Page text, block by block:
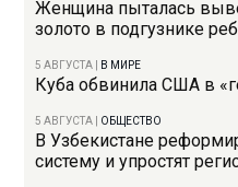
Женщина пыталась
золото в подгузнике
5 АВГУСТА В МИРЕ
Куба обвинила США в
5 АВГУСТА ОБЩЕСТВО
В Узбекистане
систему и упростят